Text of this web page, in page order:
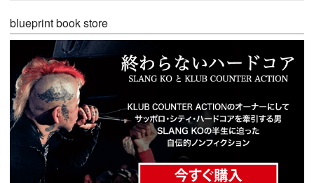
blueprint book store